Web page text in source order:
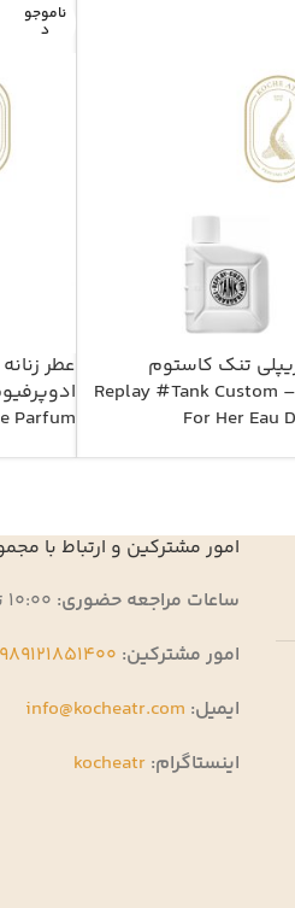
تنک کاستوم
ادوتویلت – Replay #Tank Custom
For Her Eau
ناموجو
د
عطر
Parfum
امور مشترکین و ارتباط با
ساعات مراجعه حضوری:
امور مشترکین:
ایمیل: info@kocheatr.com
اینستاگرام: kocheatr